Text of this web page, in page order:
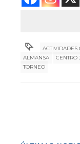
ACTIVIDADES
ALMANSA
CENTRO
TORNEO